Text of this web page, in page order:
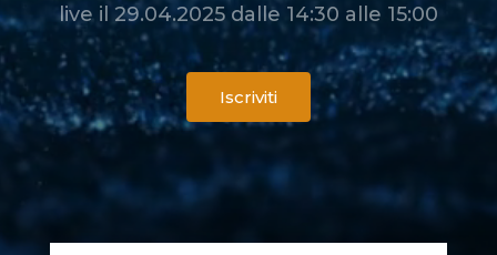
live il 29.04.2025 dalle 14:30 alle 15:00
Iscriviti